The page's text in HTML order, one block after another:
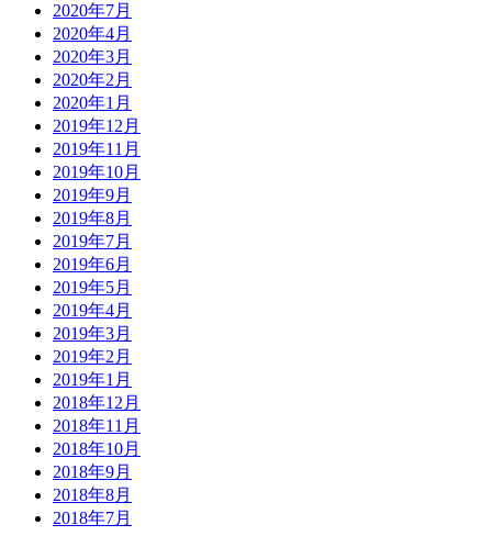
2020年7月
2020年4月
2020年3月
2020年2月
2020年1月
2019年12月
2019年11月
2019年10月
2019年9月
2019年8月
2019年7月
2019年6月
2019年5月
2019年4月
2019年3月
2019年2月
2019年1月
2018年12月
2018年11月
2018年10月
2018年9月
2018年8月
2018年7月